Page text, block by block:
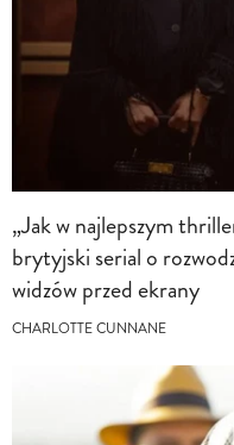
„Jak w najlepszym
brytyjski serial o
widzów przed ekrany
CHARLOTTE CUNNANE